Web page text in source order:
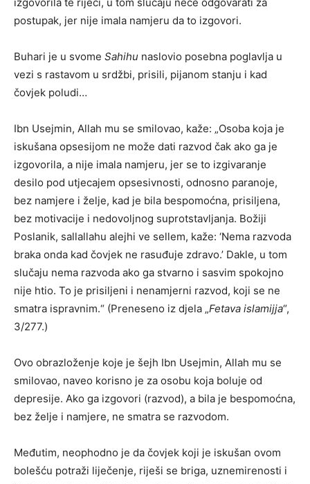
postupak, jer nije imala namjeru da to izgovori.
Buhari je u svome Sahihu naslovio posebna poglavlja u
vezi s rastavom u srdžbi, prisili, pijanom stanju i kad
čovjek poludi…
Ibn Usejmin, Allah mu se smilovao, kaže: „Osoba koja je
iskušana opsesijom ne može dati razvod čak ako ga je
izgovorila, a nije imala namjeru, jer se to izgivaranje
desilo pod utjecajem opsesivnosti, odnosno paranoje,
bez namjere i želje, kad je bila bespomoćna, prisiljena,
bez motivacije i nedovoljnog suprotstavljanja. Božiji
Poslanik, sallallahu alejhi ve sellem, kaže: ‘Nema razvoda
braka onda kad čovjek ne rasuđuje zdravo.’ Dakle, u tom
slučaju nema razvoda ako ga stvarno i sasvim spokojno
nije htio. To je prisiljeni i nenamjerni razvod, koji se ne
smatra ispravnim.“ (Preneseno iz djela „Fetava islamijja“,
3/277.)
Ovo obrazloženje koje je šejh Ibn Usejmin, Allah mu se
smilovao, naveo korisno je za osobu koja boluje od
depresije. Ako ga izgovori (razvod), a bila je bespomoćna,
bez želje i namjere, ne smatra se razvodom.
Međutim, neophodno je da čovjek koji je iskušan ovom
bolešću potraži liječenje, riješi se briga, uznemirenosti i